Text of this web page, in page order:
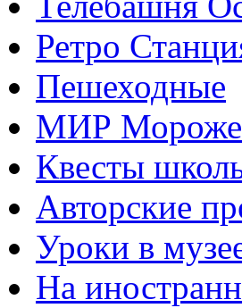
Ретро
Пешеходные
МИР
Квесты
Авторские
Уроки в
На